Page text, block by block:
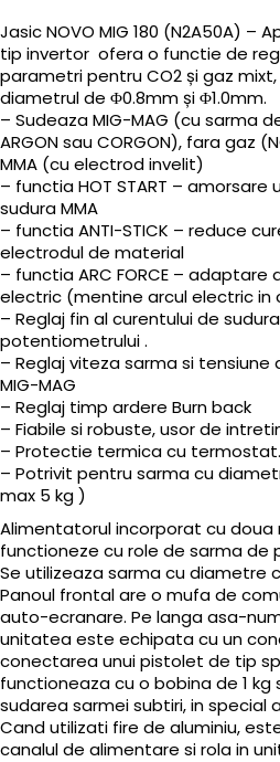
Jasic NOVO MIG 180 (N2A50A) –
tip invertor ofera o functie de
parametri pentru CO2 și gaz
diametrul de Φ0.8mm și Φ1.0mm.
– Sudeaza MIG-MAG (cu sarma
ARGON sau CORGON), fara gaz
MMA (cu electrod invelit)
– functia HOT START –
sudura MMA
– functia ANTI-STICK – reduce
electrodul de material
– functia ARC FORCE –
electric (mentine arcul electric in
– Reglaj fin al curentului de
potentiometrului .
– Reglaj viteza sarma si
MIG-MAG
– Reglaj timp ardere Burn back
– Fiabile si robuste, usor de
– Protectie termica cu termostat.
– Potrivit pentru sarma cu
max 5 kg )
Alimentatorul incorporat cu
functioneze cu role de sarma de
Se utilizeaza sarma cu diametre
Panoul frontal are o mufa de
auto-ecranare. Pe langa asa-
unitatea este echipata cu un
conectarea unui pistolet de tip
functioneaza cu o bobina de 1
sudarea sarmei subtiri, in special
Cand utilizati fire de aluminiu,
canalul de alimentare si rola in